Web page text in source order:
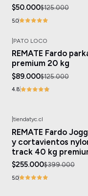
$50.000$125.000
5.0
PATO LOCO
REMATE Fardo
premium 20 kg
$89.000$125.000
4.8
tiendatyc.cl
REMATE Fardo
y cortavientos
track 40 kg
$255.000$399.000
5.0